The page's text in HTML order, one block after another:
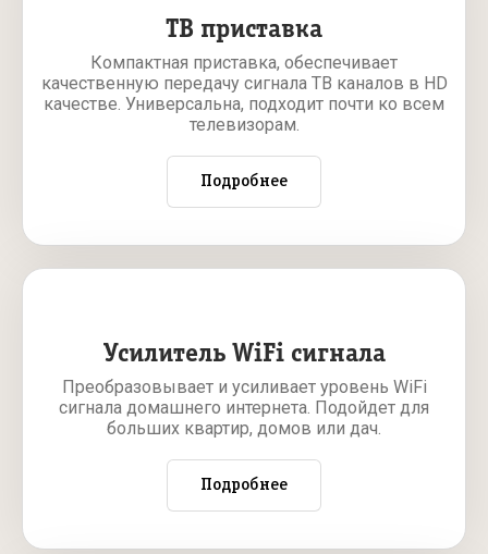
ТВ приставка
Компактная приставка, обеспечивает
качественную передачу сигнала ТВ каналов в HD
качестве. Универсальна, подходит почти ко всем
телевизорам.
Подробнее
Усилитель WiFi сигнала
Преобразовывает и усиливает уровень WiFi
сигнала домашнего интернета. Подойдет для
больших квартир, домов или дач.
Подробнее